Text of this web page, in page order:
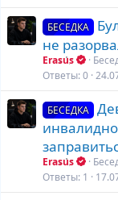
БЕСЕДКА
не
Erasus
Ответы 0
БЕСЕДКА
Erasus
Ответы 1